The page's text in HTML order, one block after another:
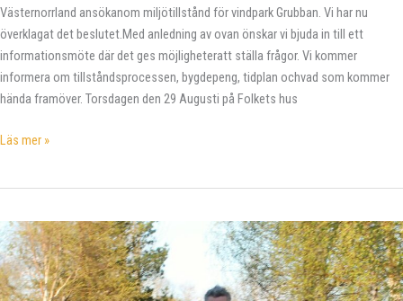
Västernorrland ansökanom miljötillstånd för vindpark Grubban. Vi har nu
överklagat det beslutet.Med anledning av ovan önskar vi bjuda in till ett
informationsmöte där det ges möjligheteratt ställa frågor. Vi kommer
informera om tillståndsprocessen, bygdepeng, tidplan ochvad som kommer
hända framöver. Torsdagen den 29 Augusti på Folkets hus
Välkommen
vindpark
Grubban
Läs mer »